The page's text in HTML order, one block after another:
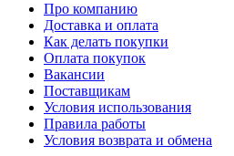
Про компанию
Доставка и оплата
Как делать покупки
Оплата покупок
Вакансии
Поставщикам
Условия использования
Правила работы
Условия возврата и обмена